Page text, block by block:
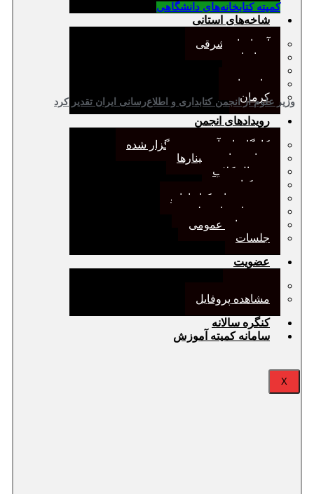
کمیته کتابخانه‌های دانشگاهی
شاخه‌های استانی
آذربایجان شرقی
خراسان
مازندران
کرمان
رویدادهای انجمن
کارگاههای آموزشی برگزار شده
همایش‌ها و سمینارها
ژورنال کلاب
نقد کتاب
دورهمی‌های کتابدارانه
سخنرانی‌های علمی
مجمع‌های عمومی
جلسات
عضویت
مشاهده پروفایل
کنگره سالانه
سامانه کمیته آموزش
X
وزیر علوم از انجمن کتابداری و اطلاع‌رسانی ایران تقدیر کرد